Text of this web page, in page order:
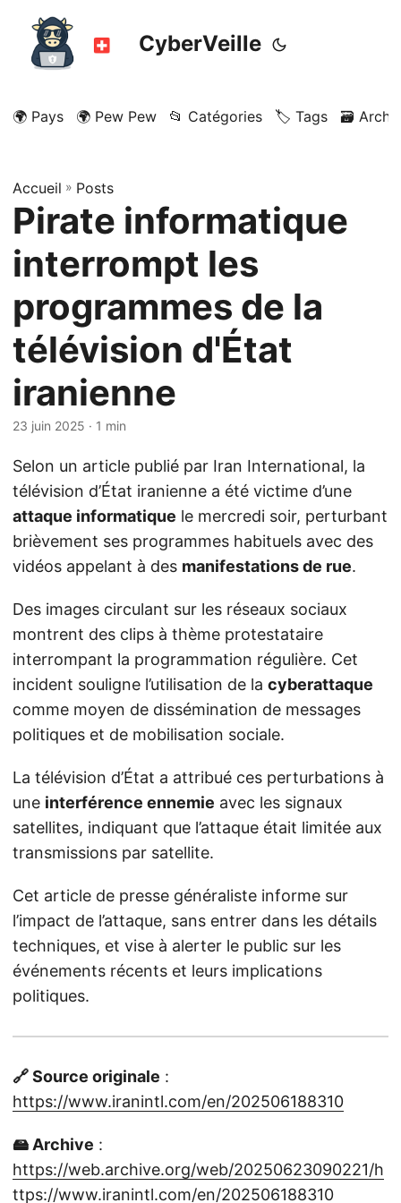
CyberVeille
🌍 Pays 🌍 Pew Pew 📂 Catégories 🏷️ Tags 🗃️
Accueil » Posts
Pirate informatique
interrompt les
programmes de la
télévision d'État
iranienne
23 juin 2025 · 1 min
Selon un article publié par Iran International, la
télévision d’État iranienne a été victime d’une
attaque informatique le mercredi soir, perturbant
brièvement ses programmes habituels avec des
vidéos appelant à des manifestations de rue.
Des images circulant sur les réseaux sociaux
montrent des clips à thème protestataire
interrompant la programmation régulière. Cet
incident souligne l’utilisation de la cyberattaque
comme moyen de dissémination de messages
politiques et de mobilisation sociale.
La télévision d’État a attribué ces perturbations à
une interférence ennemie avec les signaux
satellites, indiquant que l’attaque était limitée aux
transmissions par satellite.
Cet article de presse généraliste informe sur
l’impact de l’attaque, sans entrer dans les détails
techniques, et vise à alerter le public sur les
événements récents et leurs implications
politiques.
🔗 Source originale :
https://www.iranintl.com/en/202506188310
🖴 Archive :
https://web.archive.org/web/20250623090221/h
ttps://www.iranintl.com/en/202506188310